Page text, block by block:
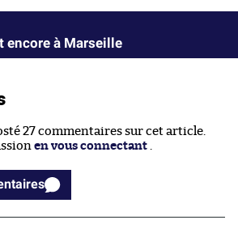
encore à Marseille
27 commentaires sur cet article.
en vous connectant